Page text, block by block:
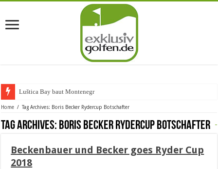
Luštica Bay baut Montenegros e
Home / Tag Archives: Boris Becker Rydercup Botschafter
Tag Archives: Boris Becker Rydercup Botschafter
Beckenbauer und Becker goes Ryder Cup
2018